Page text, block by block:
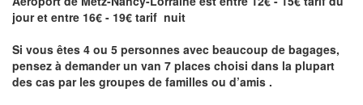
jour et entre 16€ - 19€ tarif nuit
Si vous êtes 4 ou 5 personnes avec beaucoup de bagages,
pensez à demander un van 7 places choisi dans la plupart
des cas par les groupes de familles ou d’amis .